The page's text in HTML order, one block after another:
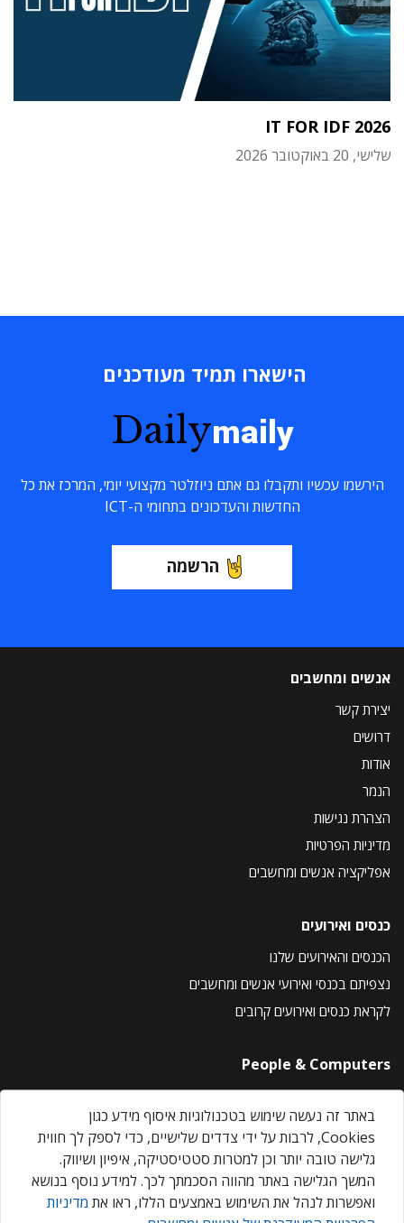
IT FOR IDF 2026
שלישי, 20 באוקטובר 2026
הישארו תמיד מעודכנים
Dailymaily
הירשמו עכשיו ותקבלו גם אתם ניוזלטר מקצועי יומי, המרכז את כל
החדשות והעדכונים בתחומי ה-ICT
הרשמה
אנשים ומחשבים
יצירת קשר
דרושים
אודות
הנמר
הצהרת נגישות
מדיניות הפרטיות
אפליקציה אנשים ומחשבים
כנסים ואירועים
הכנסים והאירועים שלנו
נצפיתם בכנסי ואירועי אנשים ומחשבים
לקראת כנסים ואירועים קרובים
People & Computers
About Us
Privacy Policy
Contact Us
Our Events
באתר זה נעשה שימוש בטכנולוגיות איסוף מידע כגון
Cookies, לרבות על ידי צדדים שלישיים, כדי לספק לך חווית
גלישה טובה יותר וכן למטרות סטטיסטיקה, איפיון ושיווק.
המשך הגלישה באתר מהווה הסכמתך לכך. למידע נוסף בנושא
ואפשרות לנהל את השימוש באמצעים הללו, ראו את מדיניות